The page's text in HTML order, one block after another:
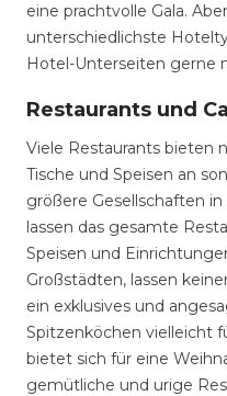
eine prachtvolle Gala.
unterschiedlichste
Hotel-Unterseiten gerne
Restaurants und
Viele Restaurants bieten
Tische und Speisen an
größere Gesellschaften
lassen das gesamte
Speisen und
Großstädten, lassen
ein exklusives und
Spitzenköchen vielleicht
bietet sich für eine
gemütliche und urige